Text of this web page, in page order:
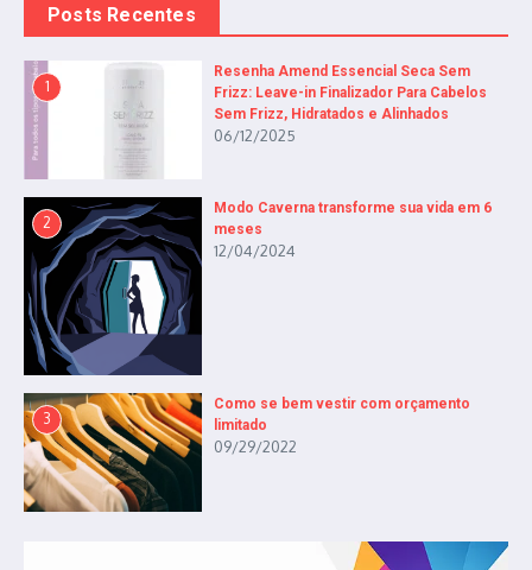
Posts Recentes
1
Resenha Amend Essencial Seca Sem
Frizz: Leave-in Finalizador Para Cabelos
Sem Frizz, Hidratados e Alinhados
06/12/2025
2
Modo Caverna transforme sua vida em 6
meses
12/04/2024
3
Como se bem vestir com orçamento
limitado
09/29/2022